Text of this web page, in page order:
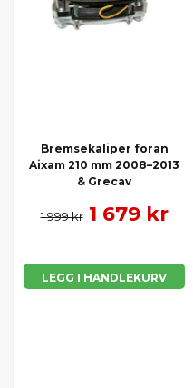
Bremsekaliper foran
Aixam 210 mm 2008–2013
& Grecav
1 999 kr 1 679 kr
LEGG I HANDLEKURV